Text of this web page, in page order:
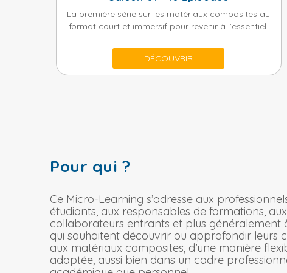
La première série sur les matériaux composites au
format court et immersif pour revenir à l’essentiel.
DÉCOUVRIR
Pour qui ?
Ce Micro-Learning s’adresse aux
étudiants, aux responsables de formations,
collaborateurs entrants et plus généralement
qui souhaitent découvrir ou approfondir leurs
aux matériaux composites, d’une manière
adaptée, aussi bien dans un cadre